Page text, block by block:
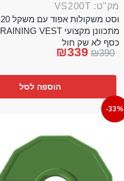
מק"ט: VS200T
כסף לא שק חול
₪390
₪339
הוספה לסל
-33%